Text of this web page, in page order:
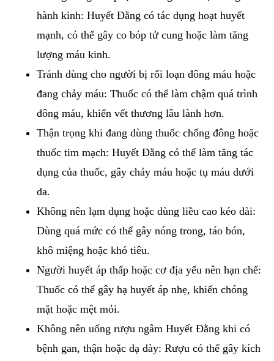
hành kinh: Huyết Đằng có tác dụng hoạt huyết
mạnh, có thể gây co bóp tử cung hoặc làm tăng
lượng máu kinh.
Tránh dùng cho người bị rối loạn đông máu hoặc
đang chảy máu: Thuốc có thể làm chậm quá trình
đông máu, khiến vết thương lâu lành hơn.
Thận trọng khi đang dùng thuốc chống đông hoặc
thuốc tim mạch: Huyết Đằng có thể làm tăng tác
dụng của thuốc, gây chảy máu hoặc tụ máu dưới
da.
Không nên lạm dụng hoặc dùng liều cao kéo dài:
Dùng quá mức có thể gây nóng trong, táo bón,
khô miệng hoặc khó tiêu.
Người huyết áp thấp hoặc cơ địa yếu nên hạn chế:
Thuốc có thể gây hạ huyết áp nhẹ, khiến chóng
mặt hoặc mệt mỏi.
Không nên uống rượu ngâm Huyết Đằng khi có
bệnh gan, thận hoặc dạ dày: Rượu có thể gây kích